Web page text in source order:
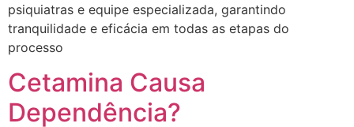
psiquiatras e equipe especializada, garantindo
tranquilidade e eficácia em todas as etapas do
processo
Cetamina Causa
Dependência?